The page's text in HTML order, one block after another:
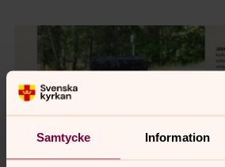
Samtycke Information